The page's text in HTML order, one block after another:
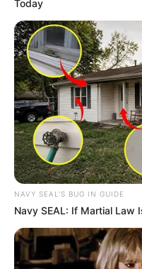
LIHAT
Gorr the God Butcher
Today
NAVY SEAL'S BUG IN GUIDE
Navy SEAL: If Martial Law